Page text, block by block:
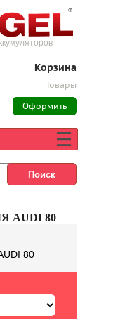
Корзина
Товары
Оформить
AUDI 80
80